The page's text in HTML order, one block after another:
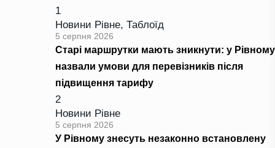
1
Новини Рівне, Таблоїд
5 серпня 2026
Старі маршрутки мають зникнути: у Рівному
назвали умови для перевізників після
підвищення тарифу
2
Новини Рівне
5 серпня 2026
У Рівному знесуть незаконно встановлену